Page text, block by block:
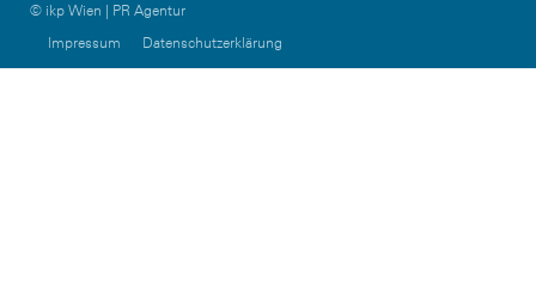
© ikp Wien | PR Agentur
Impressum
Datenschutzerklärung